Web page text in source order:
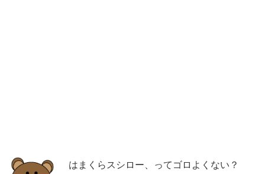
はまくらスシロー、ってゴロよくない？